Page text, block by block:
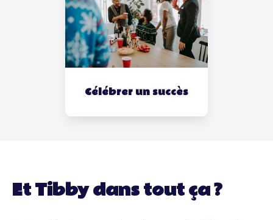
Célébrer un succès
Et Tibby dans tout ça ?